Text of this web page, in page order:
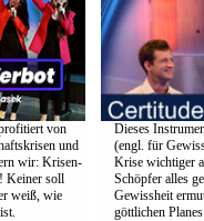
von
und
wir: Krisen-
Keiner soll
weiß, wie
Dieses
(engl. für
Krise wichtiger
Schöpfer alles
Gewissheit
göttlichen